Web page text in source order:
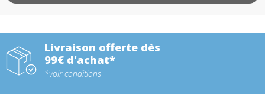
Livraison offerte dès
99€ d'achat*
*voir conditions